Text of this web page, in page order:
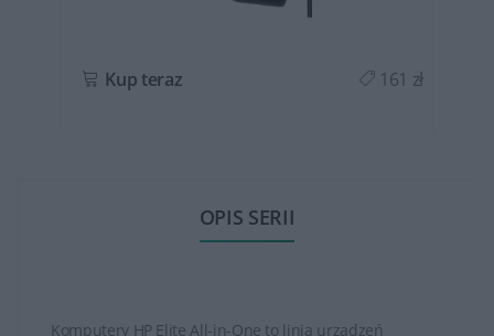
Kup teraz 161 zł
OPIS SERII
Komputery HP Elite All-in-One to linia urządzeń